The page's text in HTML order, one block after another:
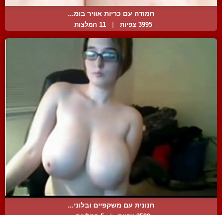
חמודה עם כריות אוויר בומ...
3995 צפיות 11 המלצות
חנונית עם משקפיים ובלוני...